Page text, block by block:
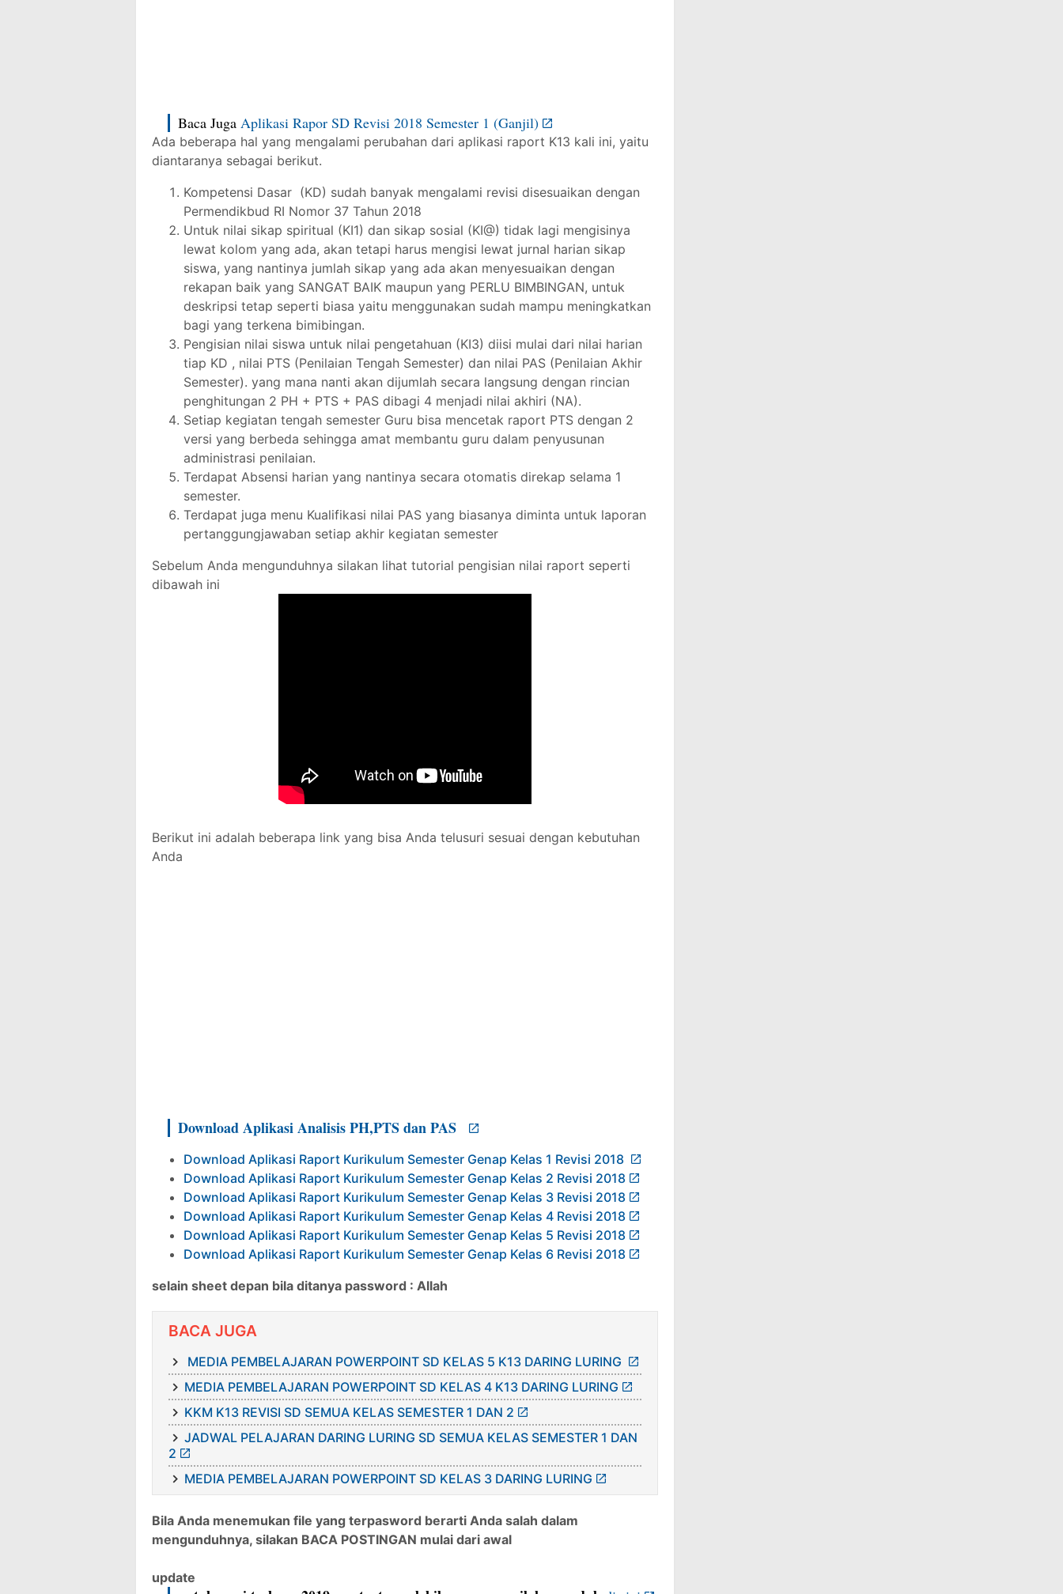
Baca Juga Aplikasi Rapor SD Revisi 2018 Semester 1 (Ganjil)
Ada beberapa hal yang mengalami perubahan dari aplikasi raport K13 kali ini, yaitu
diantaranya sebagai berikut.
Kompetensi Dasar (KD) sudah banyak mengalami revisi disesuaikan dengan
Permendikbud RI Nomor 37 Tahun 2018
Untuk nilai sikap spiritual (KI1) dan sikap sosial (KI@) tidak lagi mengisinya
lewat kolom yang ada, akan tetapi harus mengisi lewat jurnal harian sikap
siswa, yang nantinya jumlah sikap yang ada akan menyesuaikan dengan
rekapan baik yang SANGAT BAIK maupun yang PERLU BIMBINGAN, untuk
deskripsi tetap seperti biasa yaitu menggunakan sudah mampu meningkatkan
bagi yang terkena bimibingan.
Pengisian nilai siswa untuk nilai pengetahuan (KI3) diisi mulai dari nilai harian
tiap KD , nilai PTS (Penilaian Tengah Semester) dan nilai PAS (Penilaian Akhir
Semester). yang mana nanti akan dijumlah secara langsung dengan rincian
penghitungan 2 PH + PTS + PAS dibagi 4 menjadi nilai akhiri (NA).
Setiap kegiatan tengah semester Guru bisa mencetak raport PTS dengan 2
versi yang berbeda sehingga amat membantu guru dalam penyusunan
administrasi penilaian.
Terdapat Absensi harian yang nantinya secara otomatis direkap selama 1
semester.
Terdapat juga menu Kualifikasi nilai PAS yang biasanya diminta untuk laporan
pertanggungjawaban setiap akhir kegiatan semester
Sebelum Anda mengunduhnya silakan lihat tutorial pengisian nilai raport seperti
dibawah ini
Berikut ini adalah beberapa link yang bisa Anda telusuri sesuai dengan kebutuhan
Anda
Download Aplikasi Analisis PH,PTS dan PAS
Download Aplikasi Raport Kurikulum Semester Genap Kelas 1 Revisi 2018
Download Aplikasi Raport Kurikulum Semester Genap Kelas 2 Revisi 2018
Download Aplikasi Raport Kurikulum Semester Genap Kelas 3 Revisi 2018
Download Aplikasi Raport Kurikulum Semester Genap Kelas 4 Revisi 2018
Download Aplikasi Raport Kurikulum Semester Genap Kelas 5 Revisi 2018
Download Aplikasi Raport Kurikulum Semester Genap Kelas 6 Revisi 2018
selain sheet depan bila ditanya password : Allah
BACA JUGA
MEDIA PEMBELAJARAN POWERPOINT SD KELAS 5 K13 DARING LURING
MEDIA PEMBELAJARAN POWERPOINT SD KELAS 4 K13 DARING LURING
KKM K13 REVISI SD SEMUA KELAS SEMESTER 1 DAN 2
JADWAL PELAJARAN DARING LURING SD SEMUA KELAS SEMESTER 1 DAN
2
MEDIA PEMBELAJARAN POWERPOINT SD KELAS 3 DARING LURING
Bila Anda menemukan file yang terpasword berarti Anda salah dalam
mengunduhnya, silakan BACA POSTINGAN mulai dari awal
update